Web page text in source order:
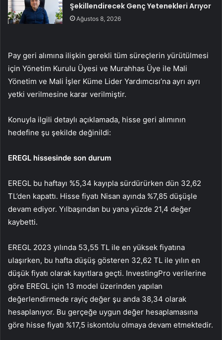
Şekillendirecek Genç Yetenekleri Arıyor
Ağustos 8, 2026
Pay geri alımına ilişkin gerekli tüm süreçlerin yürütülmesi
için Yönetim Kurulu Üyesi ve Murahhas Üye ile Mali
Yönetim ve Mali İşler Küme Lider Yardımcısı’na ayrı ayrı
yetki verilmesine karar verilmiştir.
Konuyla ilgili detaylı açıklamada, hisse geri alımının
hedefine şu şekilde değinildi:
EREGL hissesinde son durum
EREGL bu haftayı %5,34 kayıpla sürdürürken dün 32,62
TL’den kapattı. Hisse fiyatı Nisan ayında %7,85 düşüşle
devam ediyor. Yılbaşından bu yana yüzde 21,4 değer
kaybetti.
EREGL 2023 yılında 53,55 TL ile en yüksek fiyatına
ulaşırken, bu hafta düşüş gösteren 32,62 TL ile yılın en
düşük fiyatı olarak kayıtlara geçti. InvestingPro verilerine
göre EREGL için 13 model üzerinden yapılan
değerlendirmede rayiç değer şu anda 38,34 olarak
hesaplanıyor. Bu gerçeğe uygun değer hesaplamasına
göre hisse fiyatı %17,5 iskontolu olmaya devam etmektedir.